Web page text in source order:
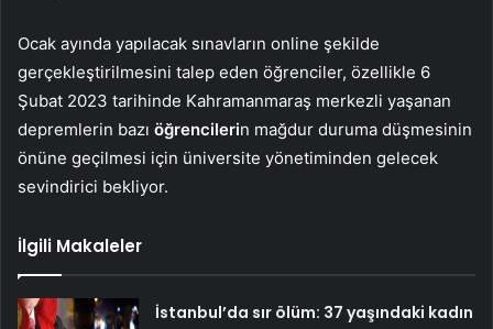
Ocak ayında yapılacak sınavların online şekilde
gerçekleştirilmesini talep eden öğrenciler, özellikle 6
Şubat 2023 tarihinde Kahramanmaraş merkezli yaşanan
depremlerin bazı öğrencilerin mağdur duruma düşmesinin
önüne geçilmesi için üniversite yönetiminden gelecek
sevindirici bekliyor.
İlgili Makaleler
İstanbul’da sır ölüm: 37 yaşındaki kadın